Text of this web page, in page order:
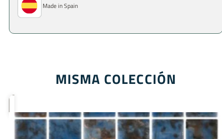
Made in Spain
MISMA COLECCIÓN